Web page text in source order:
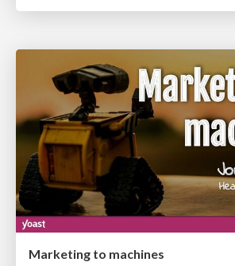
Marketing to machines